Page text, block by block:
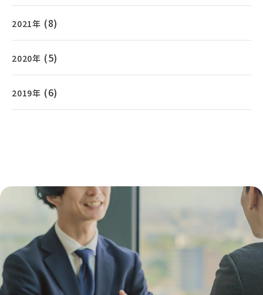
2021年 (8)
2020年 (5)
2019年 (6)